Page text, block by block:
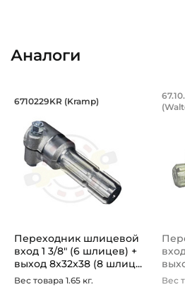
Тип соединения 1:
Тип соединения 2:
8х32х38 мм (8 шлицев)
Страна происхождения:
Германия
Категория:
Аналоги
Переходник
Переходник 6710229KR
6710229KR (Kramp)
Переходник шлицевой
вход 1 3/8" (6 шлицев) +
выход 8x32x38 (8 шлиц...
Вес товара 1.65 кг.
Вес